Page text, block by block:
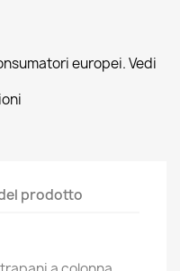
europei. Vedi
prodotto